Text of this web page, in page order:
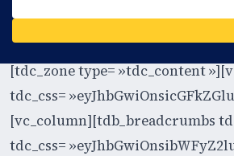
My account
[tdc_zone type= »tdc_content
tdc_css=
[vc_column][tdb_breadcrumbs
tdc_css=